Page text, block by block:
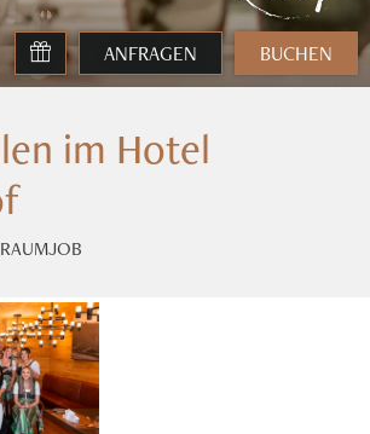
ANFRAGEN BUCHEN
im Hotel